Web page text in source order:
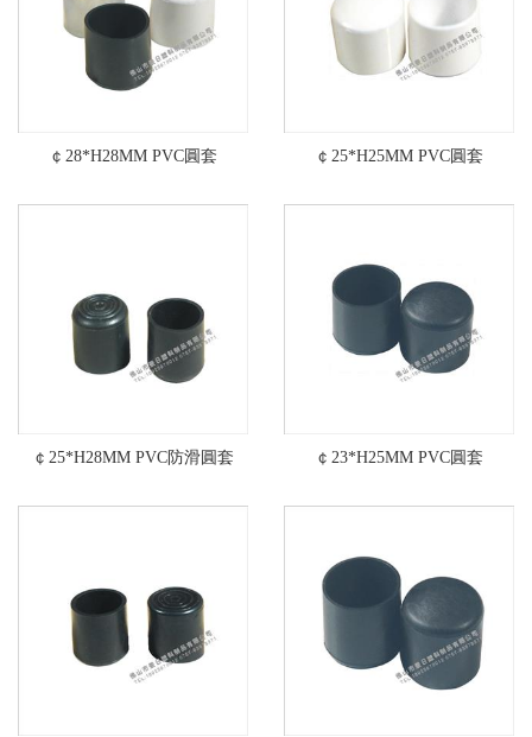
￠28*H28MM PVC圓套 ￠25*H25MM PVC圓套
￠25*H28MM PVC防滑圓套 ￠23*H25MM PVC圓套